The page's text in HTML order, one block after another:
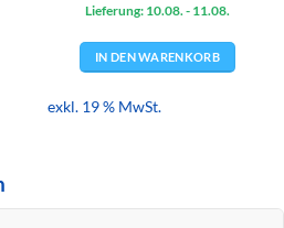
Lieferung: 10.08. - 11.08.
IN DEN WARENKORB
exkl. 19 % MwSt.